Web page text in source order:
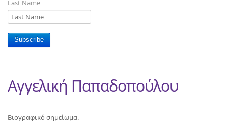
Last Name
Subscribe
Αγγελική Παπαδοπούλου
Βιογραφικό σημείωμα.